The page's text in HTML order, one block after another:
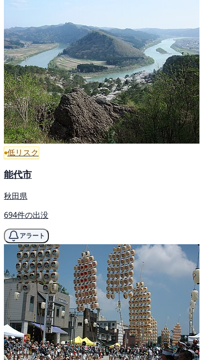
低リスク
能代市
秋田県
694件の出没
アラート